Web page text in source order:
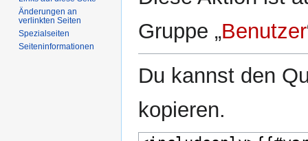
Gruppe „Benutzer
Du kannst den
kopieren.
Änderungen an
verlinkten Seiten
Spezialseiten
Seiten­­informationen